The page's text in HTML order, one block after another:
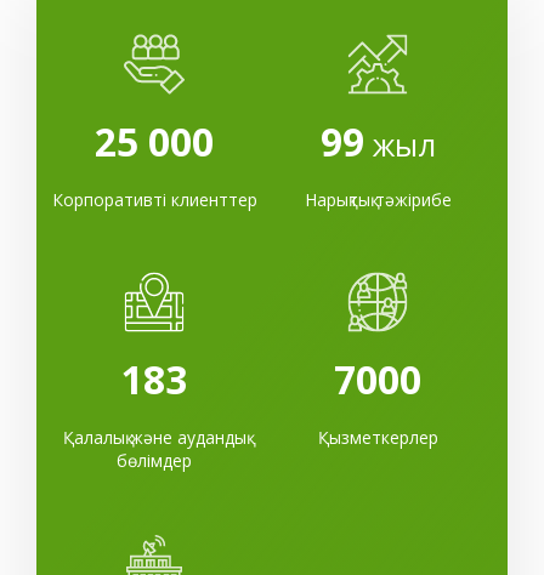
25 000
Корпоративті клиенттер
99 жыл
Нарықтық тәжірибе
183
Қалалық және аудандық
бөлімдер
7000
Қызметкерлер